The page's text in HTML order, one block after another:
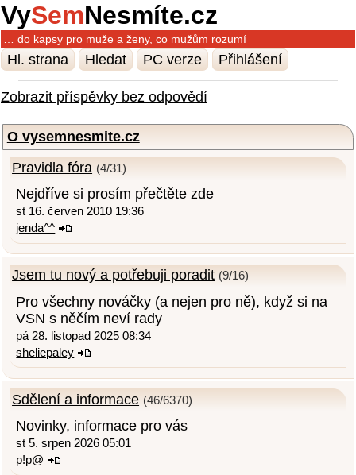
VySemNesmíte.cz
… do kapsy pro muže a ženy, co mužům rozumí
Hl. strana Hledat PC verze Přihlášení
Zobrazit příspěvky bez odpovědí
O vysemnesmite.cz
Pravidla fóra (4/31)
Nejdříve si prosím přečtěte zde
st 16. červen 2010 19:36
jenda^^
Jsem tu nový a potřebuji poradit (9/16)
Pro všechny nováčky (a nejen pro ně), když si na
VSN s něčím neví rady
pá 28. listopad 2025 08:34
sheliepaley
Sdělení a informace (46/6370)
Novinky, informace pro vás
st 5. srpen 2026 05:01
p!p@